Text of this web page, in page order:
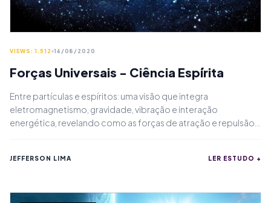
VIEWS: 1.512 16/08/2020
Forças Universais - Ciência Espírita
Entre partículas e espíritos: uma visão que integra
eletromagnetismo, gravidade, vibração e interação
energética, revelando como as forças de atração e repulsão
JEFFERSON LIMA LER ESTUDO +